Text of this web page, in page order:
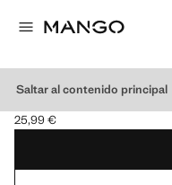
Saltar al contenido principal
BERMUDAS ALGODÓN
Precio actual [25,99 € ]
25,99 €
Selecciona un color